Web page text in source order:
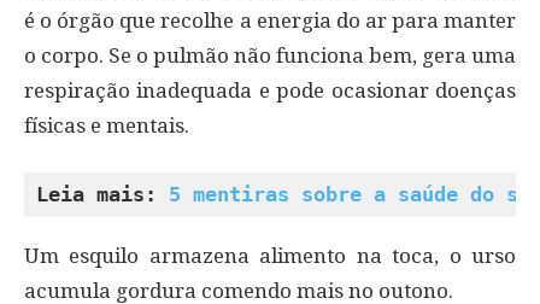
é o órgão que recolhe a energia do ar para manter
o corpo. Se o pulmão não funciona bem, gera uma
respiração inadequada e pode ocasionar doenças
físicas e mentais.
Leia mais: 5 mentiras sobre a saúde do
Um esquilo armazena alimento na toca, o urso
acumula gordura comendo mais no outono.